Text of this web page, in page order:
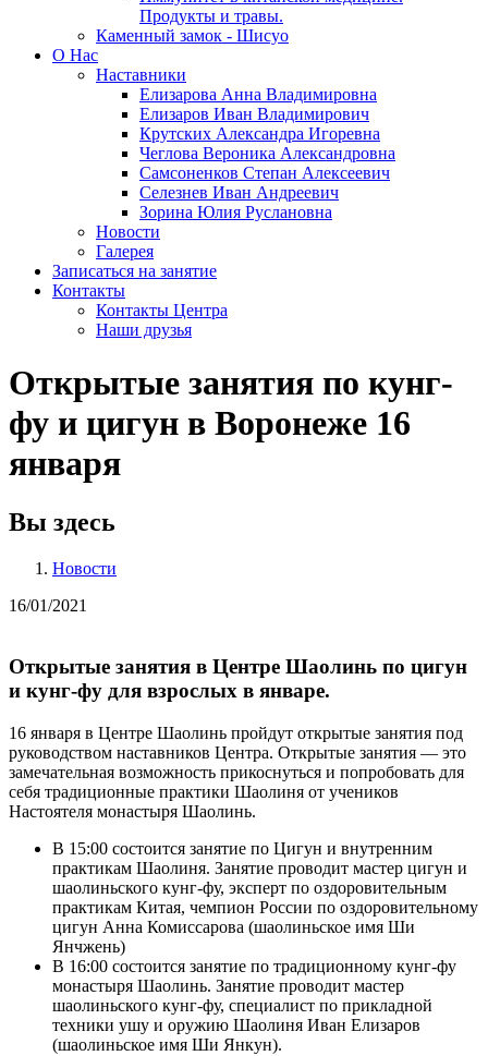
Продукты и травы.
Каменный замок - Шисуо
O Нас
Наставники
Елизарова Анна Владимировна
Елизаров Иван Владимирович
Крутских Александра Игоревна
Чеглова Вероника Александровна
Самсоненков Степан Алексеевич
Селезнев Иван Андреевич
Зорина Юлия Руслановна
Новости
Галерея
Записаться на занятие
Контакты
Контакты Центра
Наши друзья
Открытые занятия по кунг-
фу и цигун в Воронеже 16
января
Вы здесь
Новости
16/01/2021
Открытые занятия в Центре Шаолинь по цигун
и кунг-фу для взрослых в январе.
16 января в Центре Шаолинь пройдут открытые занятия под
руководством наставников Центра. Открытые занятия — это
замечательная возможность прикоснуться и попробовать для
себя традиционные практики Шаолиня от учеников
Настоятеля монастыря Шаолинь.
В 15:00 состоится занятие по Цигун и внутренним
практикам Шаолиня. Занятие проводит мастер цигун и
шаолиньского кунг-фу, эксперт по оздоровительным
практикам Китая, чемпион России по оздоровительному
цигун Анна Комиссарова (шаолиньское имя Ши
Янчжень)
В 16:00 состоится занятие по традиционному кунг-фу
монастыря Шаолинь. Занятие проводит мастер
шаолиньского кунг-фу, специалист по прикладной
техники ушу и оружию Шаолиня Иван Елизаров
(шаолиньское имя Ши Янкун).